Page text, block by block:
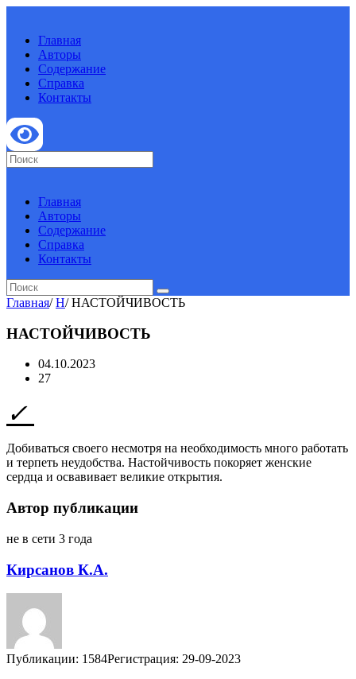
Главная
Авторы
Содержание
Справка
Контакты
Главная
Авторы
Содержание
Справка
Контакты
Главная/ Н/ НАСТОЙЧИВОСТЬ
НАСТОЙЧИВОСТЬ
04.10.2023
27
Добиваться своего несмотря на необходимость много работать
и терпеть неудобства. Настойчивость покоряет женские
сердца и освавивает великие открытия.
Автор публикации
не в сети 3 года
Кирсанов К.А.
Публикации: 1584Регистрация: 29-09-2023